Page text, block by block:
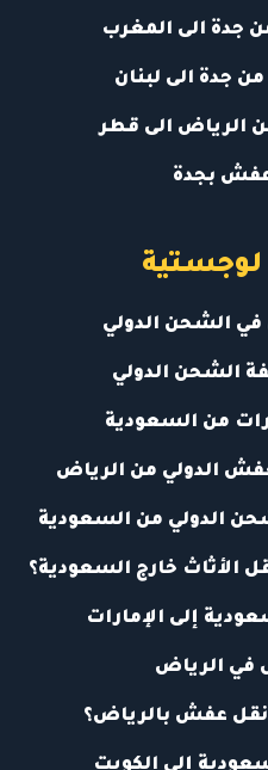
الى المغرب
جدة الى لبنان
الرياض الى قطر
بجدة
الشحن الدولي
الشحن الدولي
من السعودية
الدولي من الرياض
الدولي من السعودية
الأثاث خارج السعودية؟
إلى الإمارات
في الرياض
نقل عفش بالرياض؟
إلى الكويت